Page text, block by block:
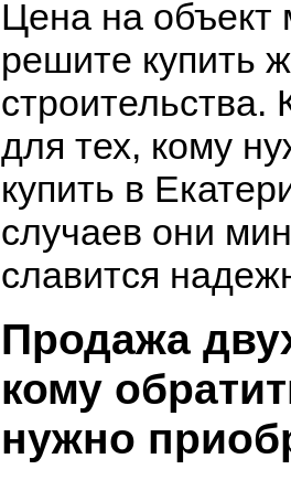
Цена на
решите купить
строительства.
для тех, кому
купить в
случаев они
славится
Продажа
кому
нужно